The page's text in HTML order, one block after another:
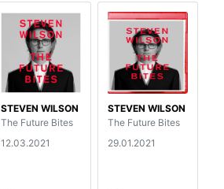
STEVEN WILSON
The Future Bites
12.03.2021
STEVEN WILSON
The Future Bites
29.01.2021